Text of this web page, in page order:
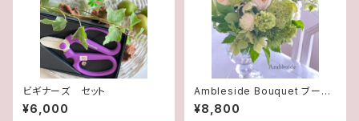
ビギナーズ セット
¥6,000
Ambleside Bouquet ブーケ
M
¥8,800